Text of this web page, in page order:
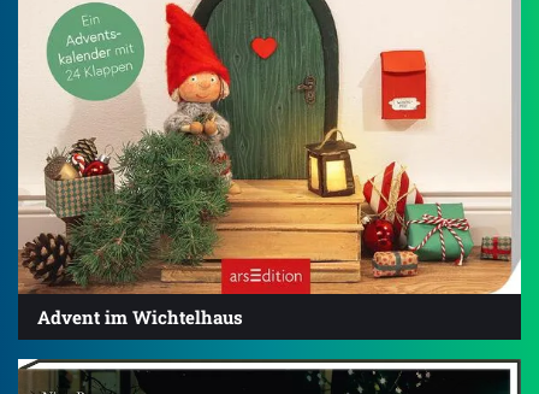
Advent im Wichtelhaus